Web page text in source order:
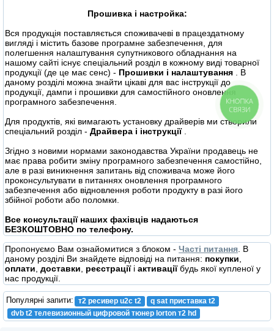
Прошивка і настройка:
Вся продукція поставляється споживачеві в працездатному
вигляді і містить базове програмне забезпечення, для
полегшення налаштування супутникового обладнання на
нашому сайті існує спеціальний розділ в кожному виді товарної
продукції (де це має сенс) - Прошивки і налаштування . В
даному розділі можна знайти цікаві для вас інструкції до
продукції, дампи і прошивки для самостійного оновлення
програмного забезпечення.
Для продуктів, які вимагають установку драйверів ми створили
спеціальний розділ - Драйвера і інструкції .
Згідно з новими нормами законодавства України продавець не
має права робити зміну програмного забезпечення самостійно,
але в разі виникнення запитань від споживача може його
проконсультувати в питаннях оновлення програмного
забезпечення або відновлення роботи продукту в разі його
збійної роботи або поломки.
Все консультації наших фахівців надаються
БЕЗКОШТОВНО по телефону.
Пропонуємо Вам ознайомитися з блоком - Часті питання. В
даному розділі Ви знайдете відповіді на питання: покупки,
оплати, доставки, реєстрації і активаціїбудь якої купленої у
нас продукції.
Популярні запити: т2 ресивер u2c t2
q sat приставка t2
dvb t2 телевизионный цифровой тюнер lorton т2 hd
КНОПКА
СВЯЗИ